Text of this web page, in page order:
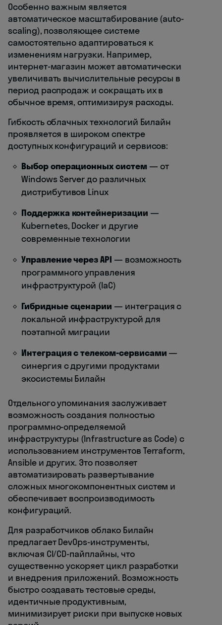
Особенно важным является
автоматическое масштабирование (auto-
scaling), позволяющее системе
самостоятельно адаптироваться к
изменениям нагрузки. Например,
интернет-магазин может автоматически
увеличивать вычислительные ресурсы в
период распродаж и сокращать их в
обычное время, оптимизируя расходы.
Гибкость облачных технологий Билайн
проявляется в широком спектре
доступных конфигураций и сервисов:
Выбор операционных систем — от
Windows Server до различных
дистрибутивов Linux
Поддержка контейнеризации —
Kubernetes, Docker и другие
современные технологии
Управление через API — возможность
программного управления
инфраструктурой (IaC)
Гибридные сценарии — интеграция с
локальной инфраструктурой для
поэтапной миграции
Интеграция с телеком-сервисами —
синергия с другими продуктами
экосистемы Билайн
Отдельного упоминания заслуживает
возможность создания полностью
программно-определяемой
инфраструктуры (Infrastructure as Code) с
использованием инструментов Terraform,
Ansible и других. Это позволяет
автоматизировать развертывание
сложных многокомпонентных систем и
обеспечивает воспроизводимость
конфигураций.
Для разработчиков облако Билайн
предлагает DevOps-инструменты,
включая CI/CD-пайплайны, что
существенно ускоряет цикл разработки
и внедрения приложений. Возможность
быстро создавать тестовые среды,
идентичные продуктивным,
минимизирует риски при выпуске новых